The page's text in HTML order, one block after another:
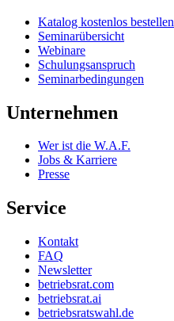
Katalog kostenlos bestellen
Seminarübersicht
Webinare
Schulungsanspruch
Seminarbedingungen
Unternehmen
Wer ist die W.A.F.
Jobs & Karriere
Presse
Service
Kontakt
FAQ
Newsletter
betriebsrat.com
betriebsrat.ai
betriebsratswahl.de